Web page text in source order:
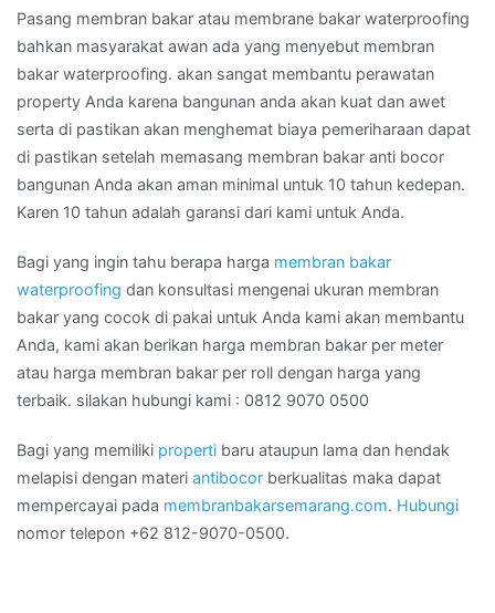
Pasang membran bakar atau membrane bakar waterproofing
bahkan masyarakat awan ada yang menyebut membran
bakar waterproofing. akan sangat membantu perawatan
property Anda karena bangunan anda akan kuat dan awet
serta di pastikan akan menghemat biaya pemeriharaan dapat
di pastikan setelah memasang membran bakar anti bocor
bangunan Anda akan aman minimal untuk 10 tahun kedepan.
Karen 10 tahun adalah garansi dari kami untuk Anda.
Bagi yang ingin tahu berapa harga membran bakar
waterproofing dan konsultasi mengenai ukuran membran
bakar yang cocok di pakai untuk Anda kami akan membantu
Anda, kami akan berikan harga membran bakar per meter
atau harga membran bakar per roll dengan harga yang
terbaik. silakan hubungi kami : 0812 9070 0500
Bagi yang memiliki properti baru ataupun lama dan hendak
melapisi dengan materi antibocor berkualitas maka dapat
mempercayai pada membranbakarsemarang.com. Hubungi
nomor telepon +62 812-9070-0500.